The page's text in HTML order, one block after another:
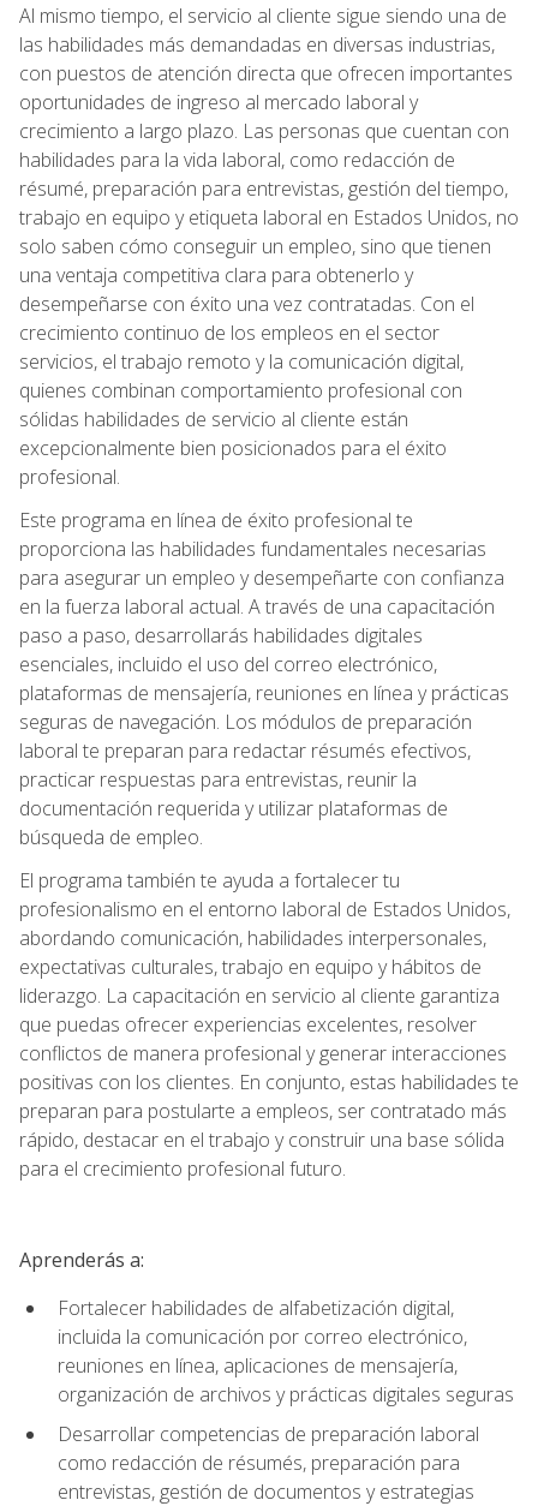
Al mismo tiempo, el servicio al cliente sigue siendo una de
las habilidades más demandadas en diversas industrias,
con puestos de atención directa que ofrecen importantes
oportunidades de ingreso al mercado laboral y
crecimiento a largo plazo. Las personas que cuentan con
habilidades para la vida laboral, como redacción de
résumé, preparación para entrevistas, gestión del tiempo,
trabajo en equipo y etiqueta laboral en Estados Unidos, no
solo saben cómo conseguir un empleo, sino que tienen
una ventaja competitiva clara para obtenerlo y
desempeñarse con éxito una vez contratadas. Con el
crecimiento continuo de los empleos en el sector
servicios, el trabajo remoto y la comunicación digital,
quienes combinan comportamiento profesional con
sólidas habilidades de servicio al cliente están
excepcionalmente bien posicionados para el éxito
profesional.
Este programa en línea de éxito profesional te
proporciona las habilidades fundamentales necesarias
para asegurar un empleo y desempeñarte con confianza
en la fuerza laboral actual. A través de una capacitación
paso a paso, desarrollarás habilidades digitales
esenciales, incluido el uso del correo electrónico,
plataformas de mensajería, reuniones en línea y prácticas
seguras de navegación. Los módulos de preparación
laboral te preparan para redactar résumés efectivos,
practicar respuestas para entrevistas, reunir la
documentación requerida y utilizar plataformas de
búsqueda de empleo.
El programa también te ayuda a fortalecer tu
profesionalismo en el entorno laboral de Estados Unidos,
abordando comunicación, habilidades interpersonales,
expectativas culturales, trabajo en equipo y hábitos de
liderazgo. La capacitación en servicio al cliente garantiza
que puedas ofrecer experiencias excelentes, resolver
conflictos de manera profesional y generar interacciones
positivas con los clientes. En conjunto, estas habilidades te
preparan para postularte a empleos, ser contratado más
rápido, destacar en el trabajo y construir una base sólida
para el crecimiento profesional futuro.
Aprenderás a:
Fortalecer habilidades de alfabetización digital,
incluida la comunicación por correo electrónico,
reuniones en línea, aplicaciones de mensajería,
organización de archivos y prácticas digitales seguras
Desarrollar competencias de preparación laboral
como redacción de résumés, preparación para
entrevistas, gestión de documentos y estrategias